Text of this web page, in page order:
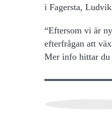
i Fagersta,
“Eftersom vi är
efterfrågan att
Mer info hittar du